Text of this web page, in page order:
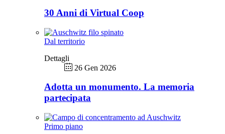
30 Anni di Virtual Coop
Dal territorio
Dettagli
26 Gen 2026
Adotta un monumento. La memoria
partecipata
Primo piano